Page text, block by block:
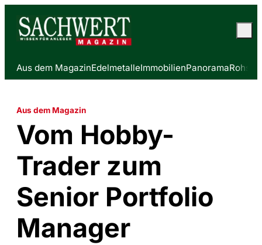
Aus dem MagazinEdelmetalleImmobilienPanorama
Aus dem Magazin
Vom Hobby-
Trader zum
Senior Portfolio
Manager